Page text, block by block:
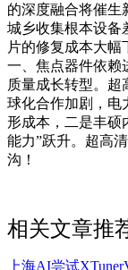
的深度融合将催生
城乡收集根本设备
片的修复成本大
一、焦点器件依赖
质量成长转型。超
球化合作加剧，电
形成本，二是丰硕
能力”跃升。超高
沟！
相关文章推
上海AI尝试